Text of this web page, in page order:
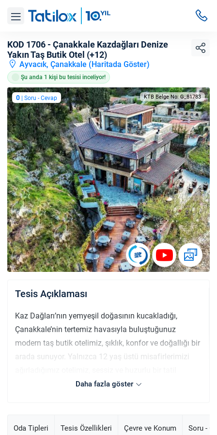
KOD 1706 - Çanakkale Kazdağları Denize
Yakın Taş Butik Otel (+12)
Ayvacık, Çanakkale (Haritada Göster)
Şu anda 1 kişi bu tesisi inceliyor!
KTB Belge No: G_81783
0 | Soru - Cevap
Tesis Açıklaması
Kaz Dağları’nın yemyeşil doğasının kucakladığı,
Çanakkale’nin tertemiz havasıyla buluştuğunuz
modern taş butik otelimiz, şıklık, konfor ve doğallığı bir
arada sunuyor. Yalnızca 12 yaş üstü misafirlerimizi
deneyimi arayanlar için ideal bir kaçış noktası. Sabah
çıtırtısıyla huzurlu bir an yaşayabilirsiniz. Jakuzili
Daha fazla göster
Oda Tipleri Tesis Özellikleri Çevre ve Konum Soru -